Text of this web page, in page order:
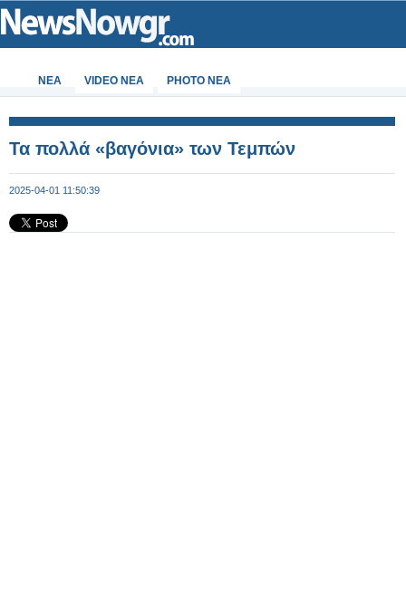
ΝΕΑ VIDEO NEA PHOTO NEA
Τα πολλά «βαγόνια» των Τεμπών
2025-04-01 11:50:39